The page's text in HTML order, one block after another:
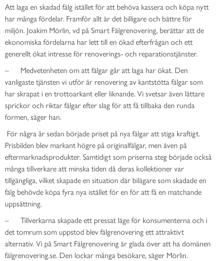
Att laga en skadad fälg istället för att behöva kassera och köpa nytt
har många fördelar. Framför allt är det billigare och bättre för
miljön. Joakim Mörlin, vd på Smart Fälgrenovering, berättar att de
ekonomiska fördelarna har lett till en ökad efterfrågan och ett
generellt ökat intresse för renoverings- och reparationstjänster.
– Medvetenheten om att fälgar går att laga har ökat. Den
vanligaste tjänsten vi utför är renovering av kantstötta fälgar som
har skrapat i en trottoarkant eller liknande. Vi svetsar även lättare
sprickor och riktar fälgar efter slag för att få tillbaka den runda
formen, säger han.
För några år sedan började priset på nya fälgar att stiga kraftigt.
Prisbilden blev markant högre på originalfälgar, men även på
eftermarknadsprodukter. Samtidigt som priserna steg började också
många tillverkare att minska tiden då deras kollektioner var
tillgängliga, vilket skapade en situation där bilägare som skadade en
fälg behövde köpa fyra nya istället för en för att få en matchande
uppsättning.
– Tillverkarna skapade ett pressat läge för konsumenterna och i
det tomrum som uppstod blev fälgrenovering ett attraktivt
alternativ. Vi på Smart Fälgrenovering är glada över att ha domänen
fälgrenovering.se. Den lockar många besökare, säger Mörlin.